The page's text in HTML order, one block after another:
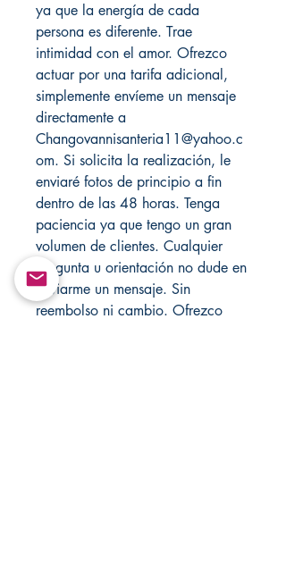
ya que la energía de cada
persona es diferente. Trae
intimidad con el amor. Ofrezco
actuar por una tarifa adicional,
simplemente envíeme un mensaje
directamente a
Changovannisanteria11@yahoo.c
om. Si solicita la realización, le
enviaré fotos de principio a fin
dentro de las 48 horas. Tenga
paciencia ya que tengo un gran
volumen de clientes. Cualquier
pregunta u orientación no dude en
enviarme un mensaje. Sin
reembolso ni cambio. Ofrezco